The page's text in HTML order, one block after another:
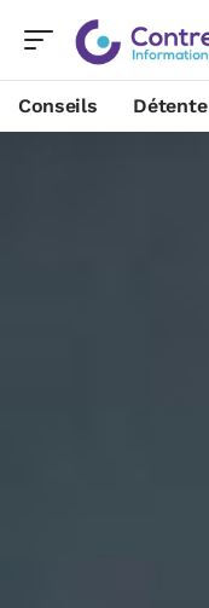
Conseils Détente